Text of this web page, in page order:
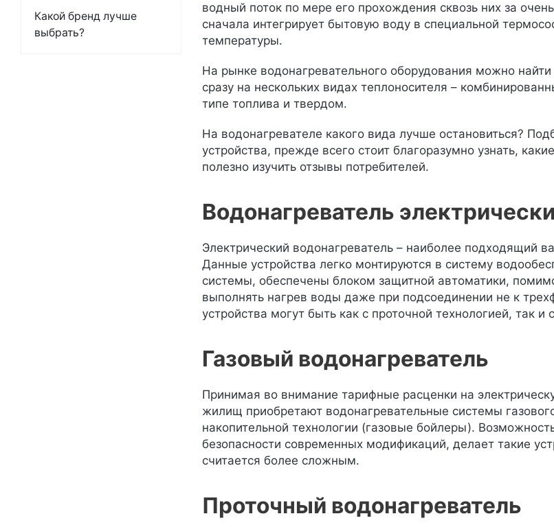
водный поток по мере его прохождения сквозь них за
сначала интегрирует бытовую воду в специальной
температуры.
На рынке водонагревательного оборудования можно
сразу на нескольких видах теплоносителя –
типе топлива и твердом.
На водонагревателе какого вида лучше остановиться?
устройства, прежде всего стоит благоразумно узнать,
полезно изучить отзывы потребителей.
Водонагреватель
Электрический водонагреватель – наиболее подходящий
Данные устройства легко монтируются в систему
системы, обеспечены блоком защитной автоматики,
выполнять нагрев воды даже при подсоединении не к
устройства могут быть как с проточной технологией, так и
Газовый водонагреватель
Принимая во внимание тарифные расценки на
жилищ приобретают водонагревательные системы
накопительной технологии (газовые бойлеры).
безопасности современных модификаций, делает такие
считается более сложным.
Проточный водонагреватель
Какой бренд лучше
выбрать?